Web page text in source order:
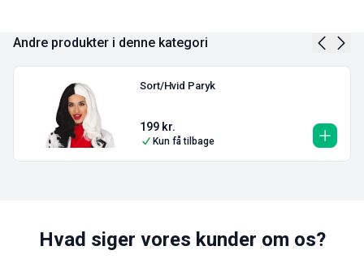
Andre produkter i denne kategori
Sort/Hvid Paryk
199 kr.
Kun få tilbage
Hvad siger vores kunder om os?